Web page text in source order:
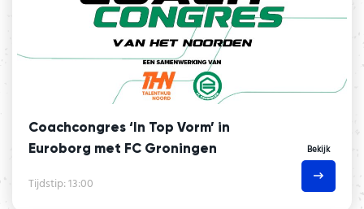
Coachcongres ‘In Top Vorm’ in
Euroborg met FC Groningen
Tijdstip: 13:00
Bekijk